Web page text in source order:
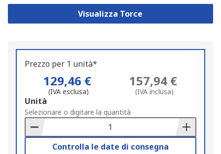
Visualizza Torce
Prezzo per 1 unità*
129,46 €
(IVA esclusa)
157,94 €
(IVA inclusa)
Add
to
Basket
Unità
Selezionare o digitare la quantità
Controlla le date di consegna